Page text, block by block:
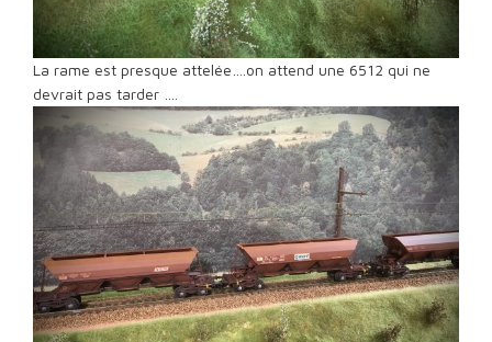
La rame est presque attelée….on attend une 6512 qui ne
devrait pas tarder ….